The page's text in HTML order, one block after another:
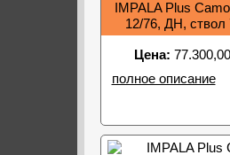
IMPALA Plus
12/76, ДН,
Цена:
полное описание